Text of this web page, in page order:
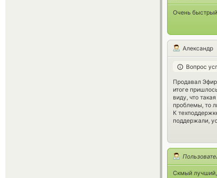
Очень
Александр
Вопрос
Продавал
итоге
виду, что
проблемы, то
К
поддержали,
Скмый